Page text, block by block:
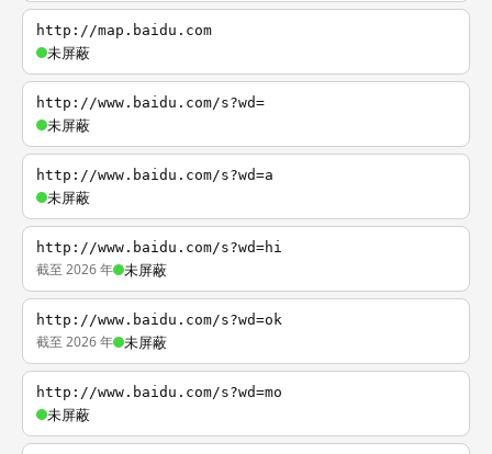
http://map.baidu.com
未屏蔽
http://www.baidu.com/s?wd=
未屏蔽
http://www.baidu.com/s?wd=a
未屏蔽
http://www.baidu.com/s?wd=hi
截至 2026 年 未屏蔽
http://www.baidu.com/s?wd=ok
截至 2026 年 未屏蔽
http://www.baidu.com/s?wd=mo
未屏蔽